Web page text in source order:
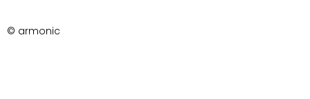
© armonic